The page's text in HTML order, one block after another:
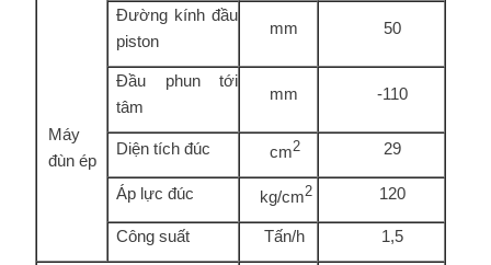
Máy
đùn ép
Đường kính đầu
piston
mm 50
Đầu phun tới
tâm
mm -110
Diện tích đúc cm2 29
Áp lực đúc kg/cm2 120
Công suất Tấn/h 1,5